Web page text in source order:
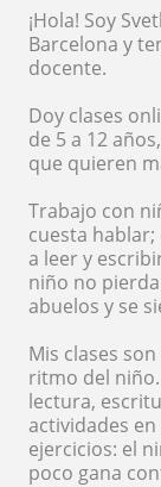
¡Hola! Soy
Barcelona y
docente.
Doy clases
de 5 a 12
que quieren
Trabajo con
cuesta
a leer y
niño no
abuelos y se
Mis clases
ritmo del
lectura,
actividades en
ejercicios: el
poco gana